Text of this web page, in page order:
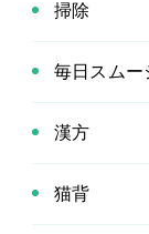
掃除
毎日スムー
漢方
猫背